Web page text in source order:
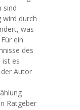
sind
wird durch
was
ein
des
ist es
Autor
Ratgeber